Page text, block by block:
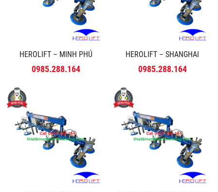
HEROLIFT – MINH PHÚ
0985.288.164
HEROLIFT – SHANGHAI
0985.288.164